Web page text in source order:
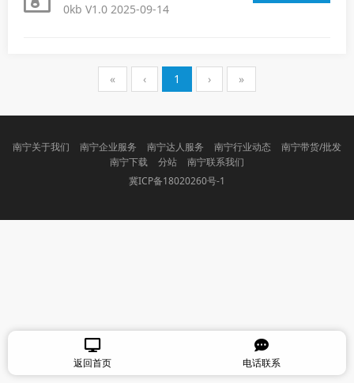
0kb V1.0 2025-09-14
« ‹ 1 › »
南宁关于我们 南宁企业服务 南宁达人服务 南宁行业动态
南宁带货/批发
南宁下载
分站
南宁联系我们
冀ICP备18020260号-1
返回首页 电话联系